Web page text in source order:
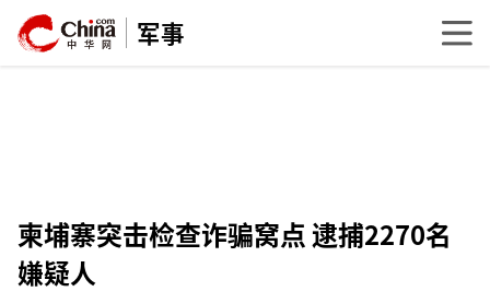
军事
柬埔寨突击检查诈骗窝点 逮捕2270名
嫌疑人